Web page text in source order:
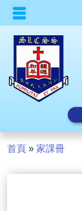
首頁 » 家課冊